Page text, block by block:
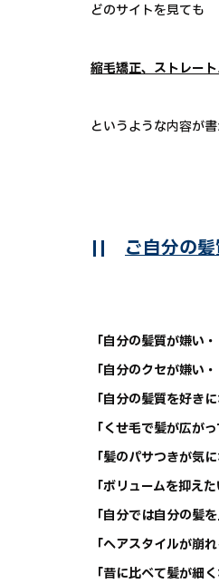
どのサイトを見ても
縮毛矯正、ストレー
というような内容が
|| ご自分の
「自分の髪質が嫌い・
「自分のクセが嫌い・
「自分の髪質を好き
「くせ毛で髪が広が
「髪のパサつきが気に
「ボリュームを抑え
「自分では自分の髪
「ヘアスタイルが崩
「昔に比べて髪が細